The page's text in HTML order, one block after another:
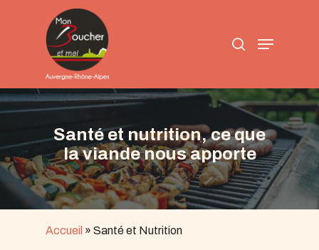
Menu
Santé et nutrition, ce que
la viande nous apporte
Accueil » Santé et Nutrition